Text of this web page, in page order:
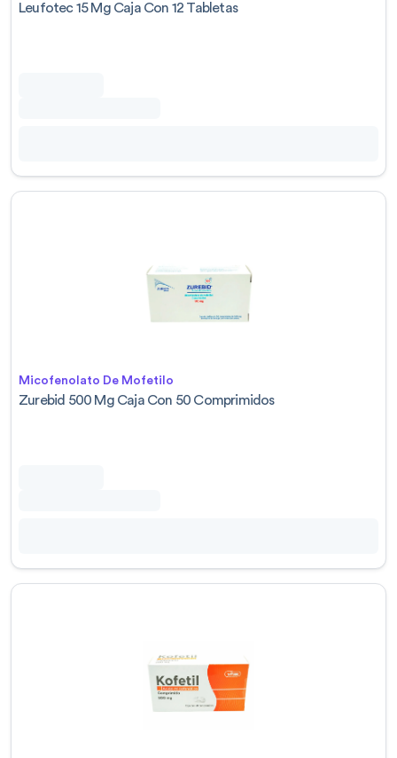
Leufotec 15 Mg Caja Con 12 Tabletas
Micofenolato De Mofetilo
Zurebid 500 Mg Caja Con 50 Comprimidos